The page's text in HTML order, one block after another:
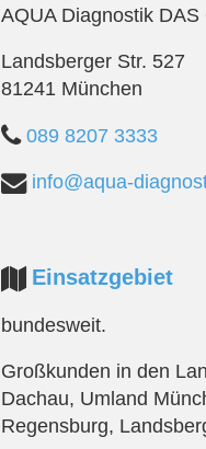
AQUA Diagnostik
Landsberger Str. 527
81241 München
089 8207 3333
info@aqua-
Einsatzgebiet
bundesweit.
Großkunden in den
Dachau, Umland
Regensburg,